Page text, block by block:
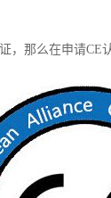
，那么在申请CE